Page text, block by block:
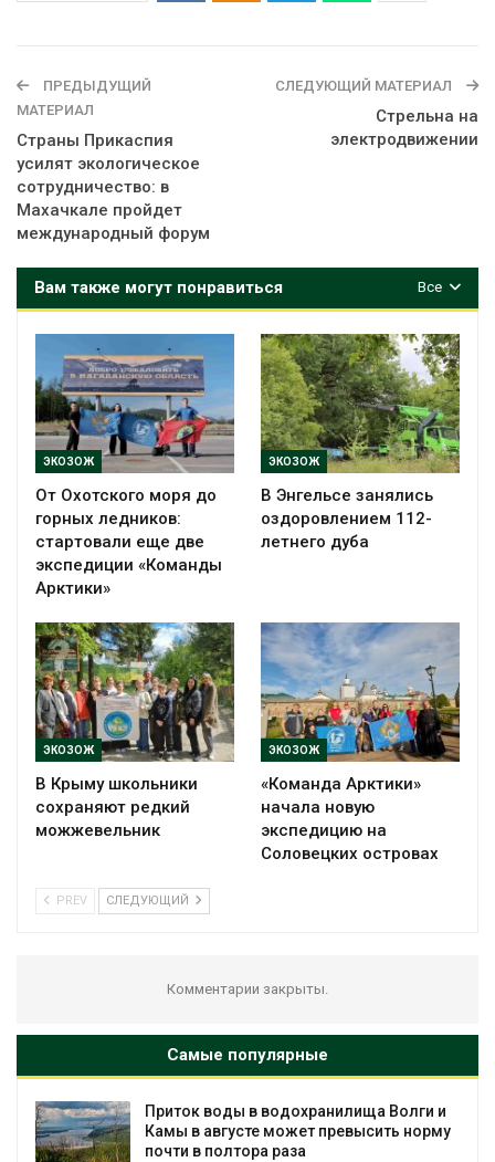
ПРЕДЫДУЩИЙ
МАТЕРИАЛ
Страны Прикаспия
усилят экологическое
сотрудничество: в
Махачкале пройдет
международный форум
СЛЕДУЮЩИЙ МАТЕРИАЛ
Стрельна на
электродвижении
Все
Вам также могут понравиться
ЭКОЗОЖ
От Охотского моря до
горных ледников:
стартовали еще две
экспедиции «Команды
Арктики»
ЭКОЗОЖ
В Энгельсе занялись
оздоровлением 112-
летнего дуба
ЭКОЗОЖ
В Крыму школьники
сохраняют редкий
можжевельник
ЭКОЗОЖ
«Команда Арктики»
начала новую
экспедицию на
Соловецких островах
PREV СЛЕДУЮЩИЙ
Комментарии закрыты.
Самые популярные
Приток воды в водохранилища Волги и
Камы в августе может превысить норму
почти в полтора раза